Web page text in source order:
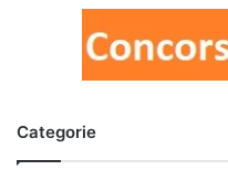
Categorie